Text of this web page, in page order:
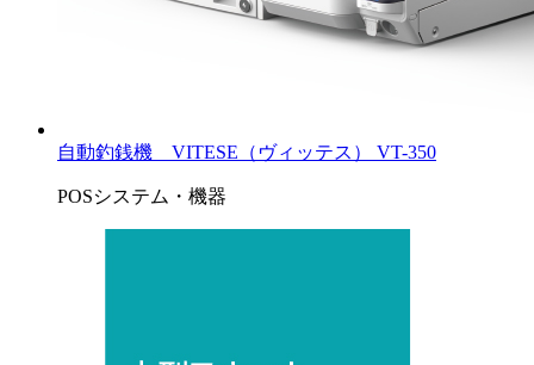
自動釣銭機 VITESE（ヴィッテス） VT-350
POSシステム・機器